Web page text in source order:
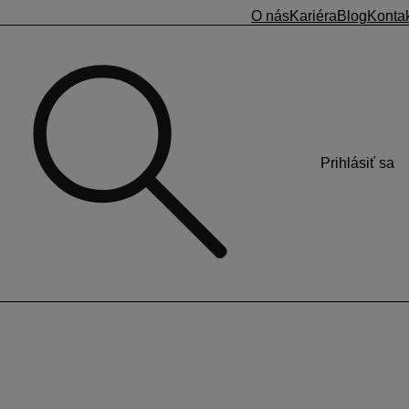
O násKariéra Blog
Prihlásiť sa